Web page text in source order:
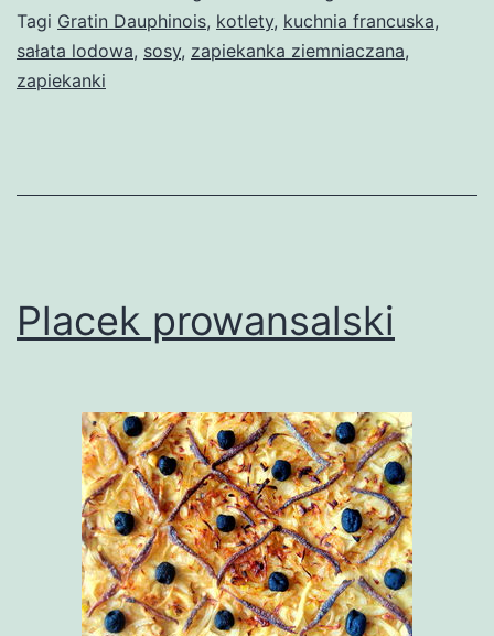
Tagi Gratin Dauphinois, kotlety, kuchnia francuska,
sałata lodowa, sosy, zapiekanka ziemniaczana,
zapiekanki
Placek prowansalski